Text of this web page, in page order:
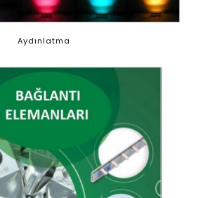
Aydınlatma